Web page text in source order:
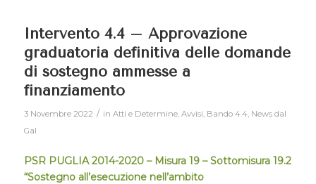
Intervento 4.4 – Approvazione
graduatoria definitiva delle domande
di sostegno ammesse a
finanziamento
3 Novembre 2022 / in Atti e Determine, Avvisi Bando 4.4, News dal
Gal
PSR PUGLIA 2014-2020 – Misura 19 – Sottomisura 19.2
“Sostegno all’esecuzione nell’ambito